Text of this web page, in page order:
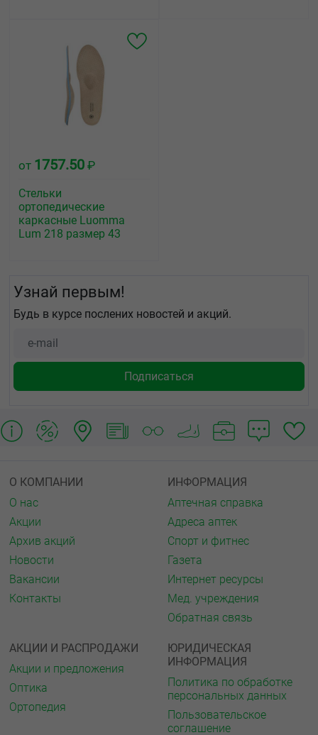
от 1757.50 ₽
Стельки
ортопедические
каркасные Luomma
Lum 218 размер 43
Узнай первым!
Будь в курсе послених новостей и акций.
О КОМПАНИИ
О нас
Акции
Архив акций
Новости
Вакансии
Контакты
ИНФОРМАЦИЯ
Аптечная справка
Адреса аптек
Спорт и фитнес
Газета
Интернет ресурсы
Мед. учреждения
Обратная связь
АКЦИИ И РАСПРОДАЖИ
Акции и предложения
Оптика
Ортопедия
ЮРИДИЧЕСКАЯ
ИНФОРМАЦИЯ
Политика по обработке
персональных данных
Пользовательское
соглашение